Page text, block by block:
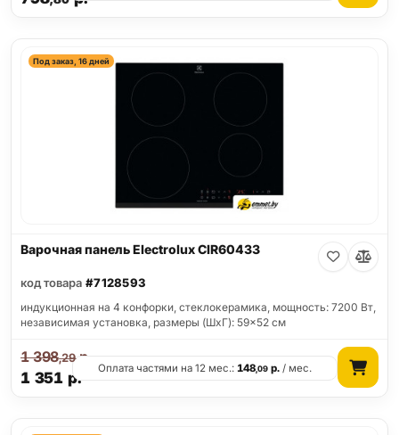
Под заказ, 16 дней
Варочная панель Electrolux CIR60433
код товара #7128593
индукционная на 4 конфорки, cтеклокерамика, мощность: 7200 Вт,
независимая установка, размеры (ШхГ): 59x52 см
1 351 р.
1 398,29р.
Оплата частями на 12 мес.:148,09 р. / мес.